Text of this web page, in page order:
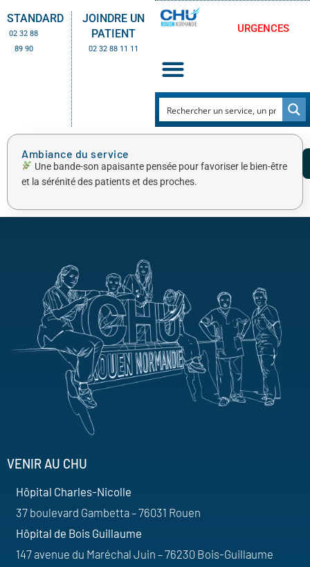
STANDARD
02 32 88
89 90
JOINDRE UN
PATIENT
02 32 88 11 11
URGENCES
Ambiance du service
Une bande-son apaisante pensée pour favoriser le bien-être
et la sérénité des patients et des proches.
VENIR AU CHU
Hôpital Charles-Nicolle
37 boulevard Gambetta – 76031 Rouen
Hôpital de Bois Guillaume
147 avenue du Maréchal Juin – 76230 Bois-Guillaume